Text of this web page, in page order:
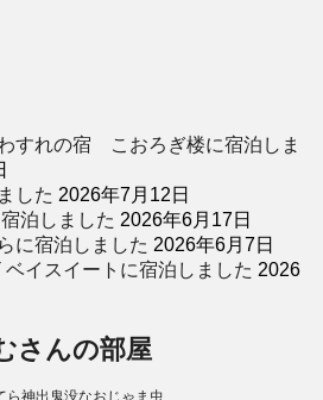
すれの宿 こおろぎ楼に宿泊しま
した 2026年7月12日
泊しました 2026年6月17日
に宿泊しました 2026年6月7日
イスイートに宿泊しました 2026
さんの部屋